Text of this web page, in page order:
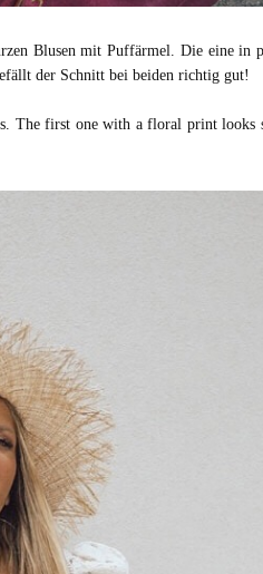
Blusen mit Puffärmel. Die eine in
der Schnitt bei beiden richtig gut!
first one with a floral print looks